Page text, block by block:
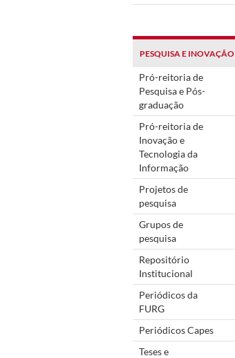
PESQUISA E INOVAÇÃO
Pró-reitoria de
Pesquisa e Pós-
graduação
Pró-reitoria de
Inovação e
Tecnologia da
Informação
Projetos de
pesquisa
Grupos de
pesquisa
Repositório
Institucional
Periódicos da
FURG
Periódicos Capes
Teses e